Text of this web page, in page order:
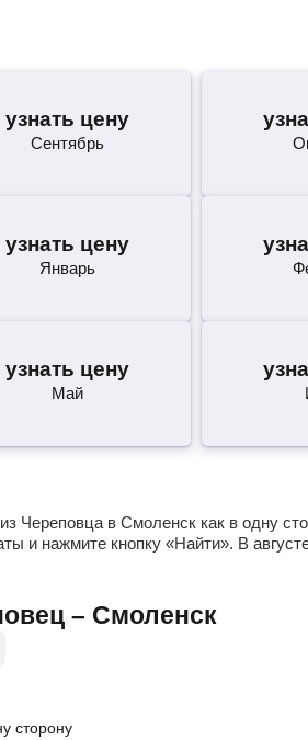
узнать цену
Сентябрь
узнать цену
Январь
узнать цену
Май
Череповца в Смоленск как в одну
и нажмите кнопку «Найти». В
– Смоленск
сторону